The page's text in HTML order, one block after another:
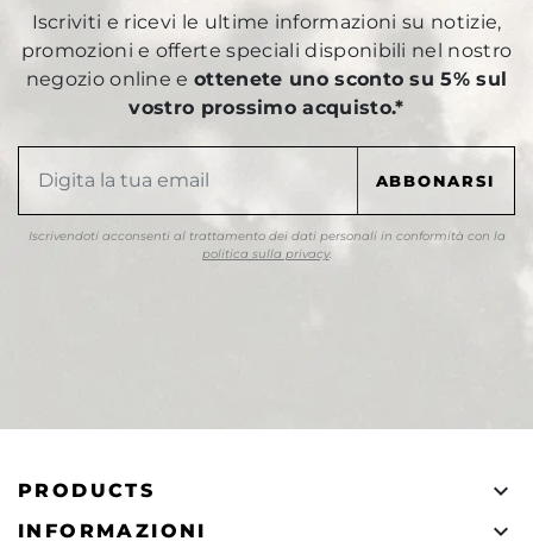
Iscriviti e ricevi le ultime informazioni su notizie,
promozioni e offerte speciali disponibili nel nostro
negozio online eottenete uno sconto su 5% sul
vostro prossimo acquisto.*
Iscrivendoti acconsenti al trattamento dei dati personali in conformità con la
politica sulla privacy.
PRODUCTS 
INFORMAZIONI
